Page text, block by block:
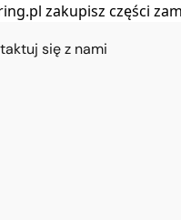
zakupisz części
się z nami